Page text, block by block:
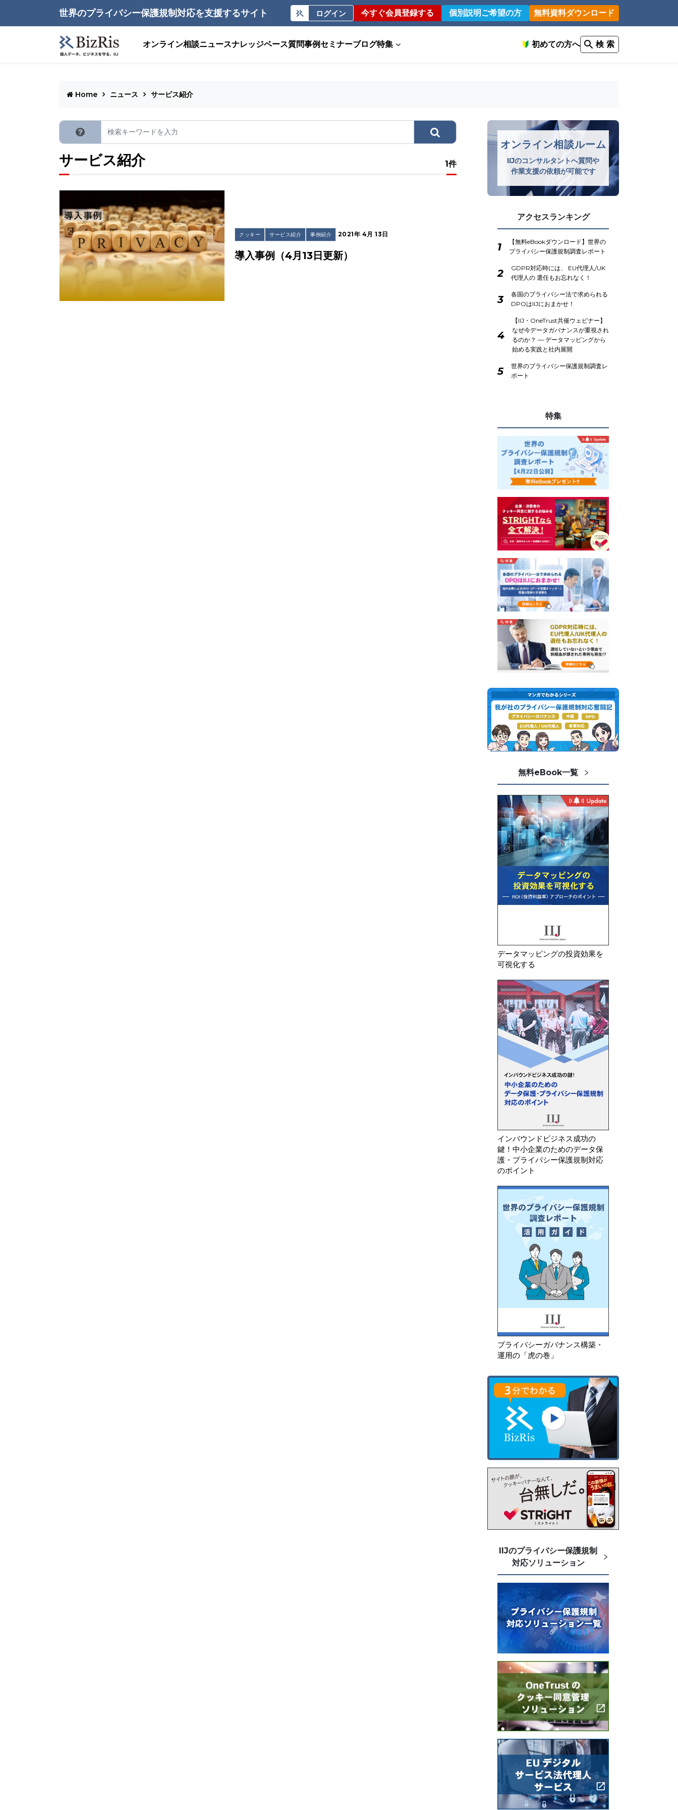
世界のプライバシー保護規制対応を支援するサイト ログイン 今すぐ会員登録する 個別説明ご希望の方 無料資料ダウンロード
オンライン相談ニュースナレッジベース質問事例 セミナーブログ特集 初めての方へ 検 索
Home ニュース サービス紹介
サービス紹介 1件
クッキー サービス紹介 事例紹介 2021年 4月 13日
導入事例（4月13日更新）
オンライン相談ルーム
IIJのコンサルタントへ質問や
作業支援の依頼が可能です
アクセスランキング
1
【無料eBookダウンロード】世界の
プライバシー保護規制調査レポート
2
GDPR対応時には、 EU代理人/UK
代理人の 選任もお忘れなく！
3
各国のプライバシー法で求められる
DPOはIIJにおまかせ！
4
【IIJ・OneTrust共催ウェビナー】
なぜ今データガバナンスが重視され
るのか？ ― データマッピングから
始める実践と社内展開
5
世界のプライバシー保護規制調査レ
ポート
特集
無料eBook一覧
データマッピングの投資効果を
可視化する
インバウンドビジネス成功の
鍵！中小企業のためのデータ保
護・プライバシー保護規制対応
のポイント
プライバシーガバナンス構築・
運用の「虎の巻」
IIJのプライバシー保護規制
対応ソリューション